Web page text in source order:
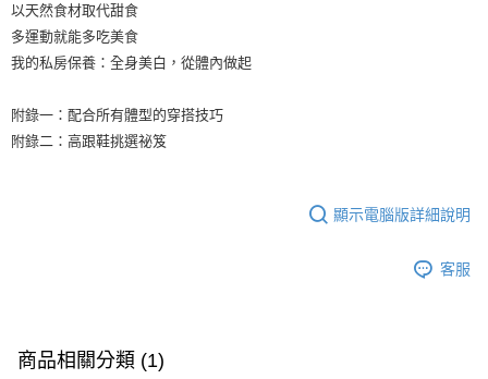
以天然食材取代甜食
多運動就能多吃美食
我的私房保養：全身美白，從體內做起
附錄一：配合所有體型的穿搭技巧
附錄二：高跟鞋挑選祕笈
顯示電腦版詳細說明
客服
商品相關分類 (1)